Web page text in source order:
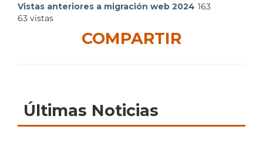
Vistas anteriores a migración web 2024 163
63 vistas
COMPARTIR
Últimas Noticias